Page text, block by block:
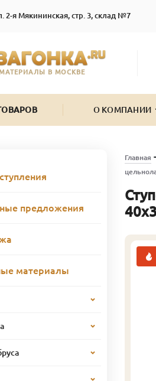
2-я Мякининская, стр. 3, склад №7
В МОСКВЕ
О КОМПАНИИ
Главная -
предложения
материалы